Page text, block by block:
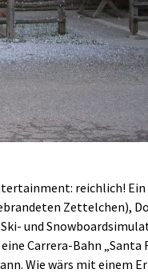
reichlich!
Zettelchen),
und
Carrera-Bahn „Santa
Wie wärs mit einem